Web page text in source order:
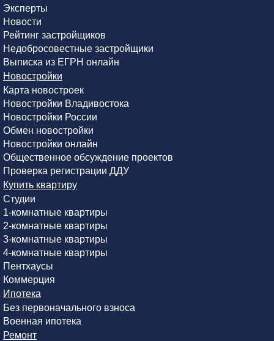
Эксперты
Новости
Рейтинг застройщиков
Недобросовестные застройщики
Выписка из ЕГРН онлайн
Новостройки
Карта новостроек
Новостройки Владивостока
Новостройки России
Обмен новостройки
Новостройки онлайн
Общественное обсуждение проектов
Проверка регистрации ДДУ
Купить квартиру
Студии
1-комнатные квартиры
2-комнатные квартиры
3-комнатные квартиры
4-комнатные квартиры
Пентхаусы
Коммерция
Ипотека
Без первоначального взноса
Военная ипотека
Ремонт